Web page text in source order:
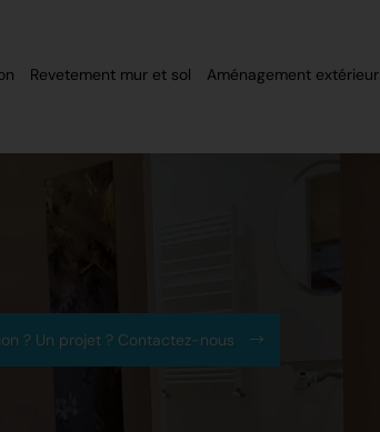
Revetement mur et sol Aménagement extérieur
? Un projet ? Contactez-nous